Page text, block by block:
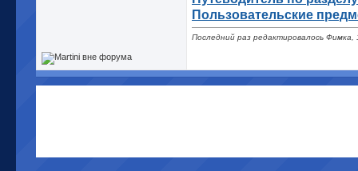
Пользовательские
Последний раз редактировалось Фимка,